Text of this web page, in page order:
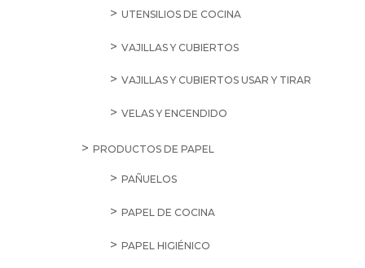
UTENSILIOS DE COCINA
VAJILLAS Y CUBIERTOS
VAJILLAS Y CUBIERTOS USAR Y TIRAR
VELAS Y ENCENDIDO
PRODUCTOS DE PAPEL
PAÑUELOS
PAPEL DE COCINA
PAPEL HIGIÉNICO